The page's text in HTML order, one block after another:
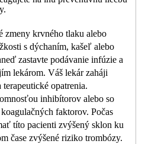
zmeny krvného tlaku alebo
s dýchaním, kašeľ alebo
zastavte podávanie infúzie a
lekárom. Váš lekár zaháji
opatrenia.
inhibítorov alebo so
faktorov. Počas
títo pacienti zvýšený sklon ku
čase zvýšené riziko trombózy.